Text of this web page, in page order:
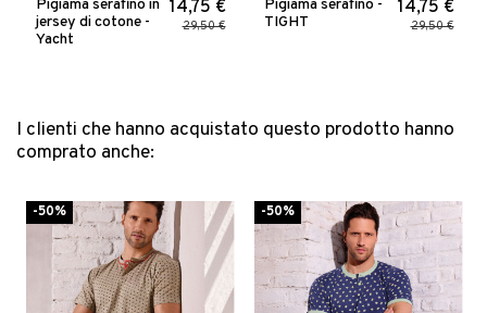
Pigiama serafino in
jersey di cotone -
Yacht
14,75 €
29,50 €
Pigiama serafino -
TIGHT
14,75 €
29,50 €
I clienti che hanno acquistato questo prodotto hanno
comprato anche:
-50% -50%